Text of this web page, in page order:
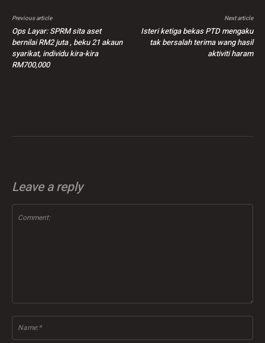
Previous article
Ops Layar: SPRM sita aset
bernilai RM2 juta , beku 21 akaun
syarikat, individu kira-kira
RM700,000
Next article
Isteri ketiga bekas PTD mengaku
tak bersalah terima wang hasil
aktiviti haram
Leave a reply